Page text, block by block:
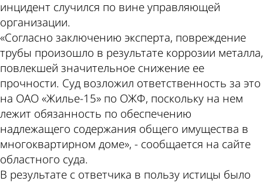
инцидент случился по вине управляющей
организации.
«Согласно заключению эксперта, повреждение
трубы произошло в результате коррозии металла,
повлекшей значительное снижение ее
прочности. Суд возложил ответственность за это
на ОАО «Жилье-15» по ОЖФ, поскольку на нем
лежит обязанность по обеспечению
надлежащего содержания общего имущества в
многоквартирном доме», - сообщается на сайте
областного суда.
В результате с ответчика в пользу истицы было